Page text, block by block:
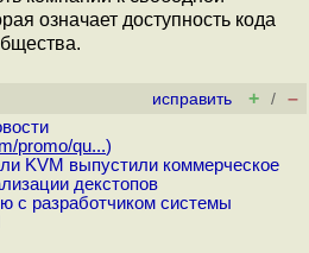
означает доступность кода
исправить + / –
promo/qu...)
KVM выпустили коммерческое
декстопов
с разработчиком системы